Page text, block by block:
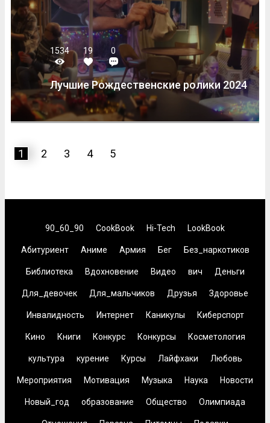
1534 19 0
Лучшие Рождественские ролики 2024
1 2 3 4 5
90_60_90 CookBook Hi-Tech LookBook
Абитуриент Аниме Армия Бег Без_наркотиков
Библиотека Вдохновение Видео вич Деньги
Для_девочек Для_мальчиков Друзья Здоровье
Инвалидность Интернет Каникулы Киберспорт
Кино Книги Конкурс Конкурсы Косметология
культура курение Курсы Лайфхаки Любовь
Мероприятия Мотивация Музыка Наука Новости
Новый_год образование Общество Олимпиада